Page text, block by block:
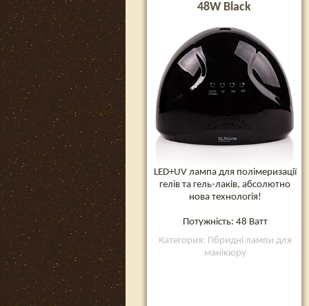
48W Black
LED+UV лампа для полімеризації
гелів та гель-лаків, абсолютно
нова технологія!
Потужність: 48 Ватт
Категория: Гібридні лампи для
манікюру